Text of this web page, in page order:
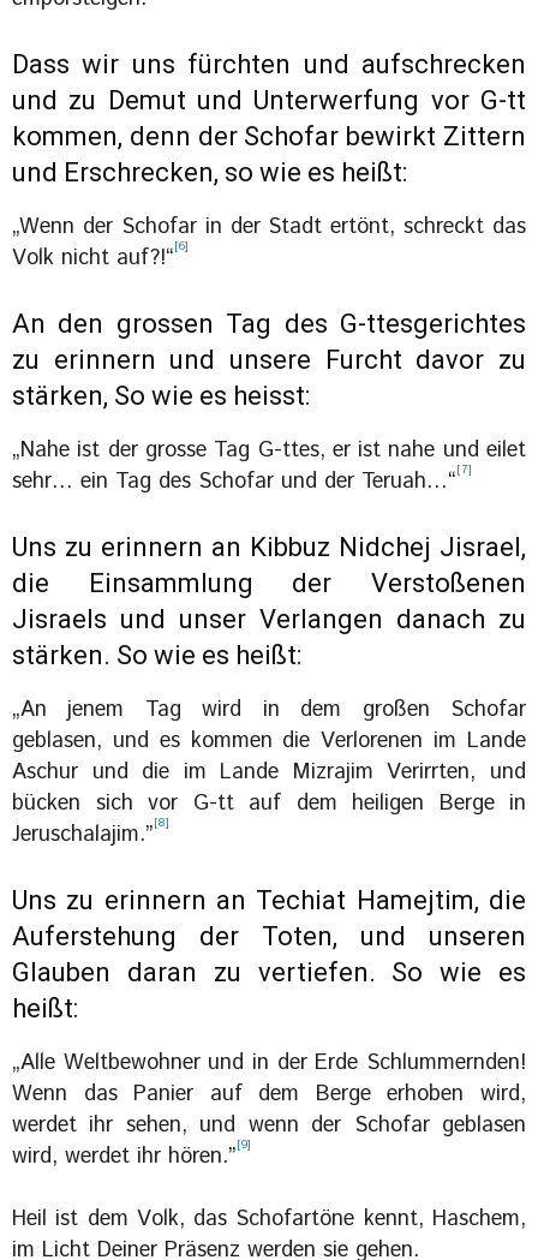
Dass wir uns fürchten und aufschrecken
und zu Demut und Unterwerfung vor G-tt
kommen, denn der Schofar bewirkt Zittern
und Erschrecken, so wie es heißt:
„Wenn der Schofar in der Stadt ertönt, schreckt das
Volk nicht auf?!“[6]
An den grossen Tag des G-ttesgerichtes
zu erinnern und unsere Furcht davor zu
stärken, So wie es heisst:
„Nahe ist der grosse Tag G-ttes, er ist nahe und eilet
sehr… ein Tag des Schofar und der Teruah…“[7]
Uns zu erinnern an Kibbuz Nidchej Jisrael,
die Einsammlung der Verstoßenen
Jisraels und unser Verlangen danach zu
stärken. So wie es heißt:
„An jenem Tag wird in dem großen Schofar
geblasen, und es kommen die Verlorenen im Lande
Aschur und die im Lande Mizrajim Verirrten, und
bücken sich vor G-tt auf dem heiligen Berge in
Jeruschalajim.”[8]
Uns zu erinnern an Techiat Hamejtim, die
Auferstehung der Toten, und unseren
Glauben daran zu vertiefen. So wie es
heißt:
„Alle Weltbewohner und in der Erde Schlummernden!
Wenn das Panier auf dem Berge erhoben wird,
werdet ihr sehen, und wenn der Schofar geblasen
wird, werdet ihr hören.”[9]
Heil ist dem Volk, das Schofartöne kennt, Haschem,
im Licht Deiner Präsenz werden sie gehen.